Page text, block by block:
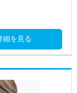
細を見る